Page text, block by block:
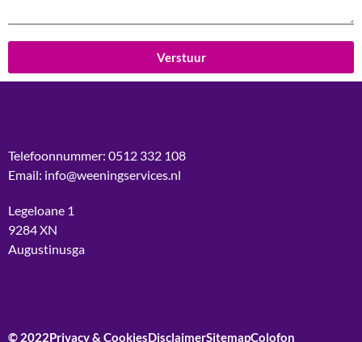
Verstuur
Telefoonnummer: 0512 332 108
Email: info@weeningservices.nl
Legeloane 1
9284 XN
Augustinusga
© 2022Privacy & CookiesDisclaimerSitemapColofon